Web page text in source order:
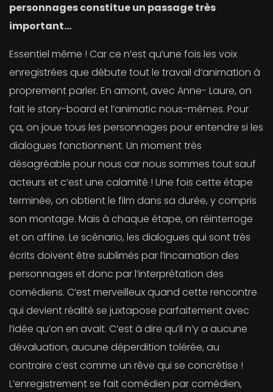
personnages constitue un passage très
important…
Essentiel même ! Car ce n’est qu’une fois les voix
enregistrées que débute tout le travail d’animation à
proprement parler. En amont, avec Anne- Laure, on
fait le story-board et l’animatic nous-mêmes. Pour
ça, on joue tous les personnages pour entendre si les
dialogues fonctionnent. Un moment très
désagréable pour nous car nous sommes tout sauf
acteurs et c’est une calamité ! Une fois cette étape
terminée, on obtient le film dans sa durée, y compris
son montage. Mais à chaque étape, on réinterroge
et on affine. Le scénario, les dialogues qui sont très
écrits doivent être sublimés par l’incarnation des
personnages et donc par l’interprétation des
comédiens. C’est merveilleux quand cette rencontre
qui devient réalité se juxtapose parfaitement avec
l’idée qu’on en avait. C’est à dire qu’il n’y a aucune
dévaluation, aucune déperdition tolérée, au
contraire c’est comme un rêve qui se concrétise !
L’enregistrement se fait comédien par comédien,